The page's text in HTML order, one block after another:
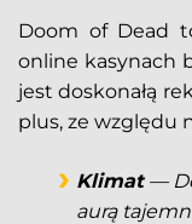
Doom of Dead
online kasynach
jest doskonałą
plus, ze względu
Klimat—
aurą